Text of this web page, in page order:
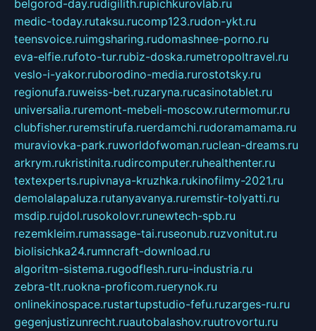
belgorod-day.rudigilith.rupichkurovlab.ru
medic-today.rutaksu.rucomp123.rudon-ykt.ru
teensvoice.ruimgsharing.rudomashnee-porno.ru
eva-elfie.rufoto-tur.rubiz-doska.rumetropoltravel.ru
veslo-i-yakor.ruborodino-media.rurostotsky.ru
regionufa.ruweiss-bet.ruzaryna.rucasinotablet.ru
universalia.ruremont-mebeli-moscow.rutermomur.ru
clubfisher.ruremstirufa.ruerdamchi.rudoramamama.ru
muraviovka-park.ruworldofwoman.ruclean-dreams.ru
arkrym.rukristinita.rudircomputer.ruhealthenter.ru
textexperts.rupivnaya-kruzhka.rukinofilmy-2021.ru
demolalapaluza.rutanyavanya.ruremstir-tolyatti.ru
msdip.rujdol.rusokolovr.runewtech-spb.ru
rezemkleim.rumassage-tai.ruseonub.ruzvonitut.ru
biolisichka24.rumncraft-download.ru
algoritm-sistema.rugodflesh.ruru-industria.ru
zebra-tlt.ruokna-proficom.ruerynok.ru
onlinekinospace.rustartupstudio-fefu.ruzarges-ru.ru
gegenjustizunrecht.ruautobalashov.ruutrovortu.ru